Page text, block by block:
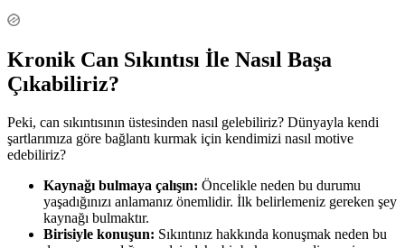
Kronik Can Sıkıntısı İle Nasıl Başa
Çıkabiliriz?
Peki, can sıkıntısının üstesinden nasıl gelebiliriz? Dünyayla kendi
şartlarımıza göre bağlantı kurmak için kendimizi nasıl motive
edebiliriz?
Kaynağı bulmaya çalışın: Öncelikle neden bu durumu
yaşadığınızı anlamanız önemlidir. İlk belirlemeniz gereken şey
kaynağı bulmaktır.
Birisiyle konuşun: Sıkıntınız hakkında konuşmak neden bu